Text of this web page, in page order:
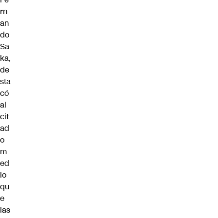
rn
an
do
Sa
ka,
de
sta
có
al
cit
ad
o
m
ed
io
qu
e
las